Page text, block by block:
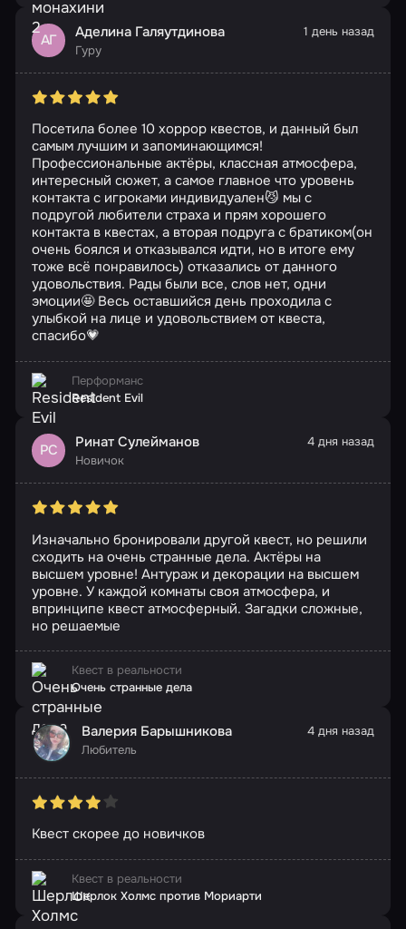
АГ Аделина Галяутдинова
Гуру
1 день назад
Посетила более 10 хоррор квестов, и данный был
самым лучшим и запоминающимся!
Профессиональные актёры, классная атмосфера,
интересный сюжет, а самое главное что уровень
контакта с игроками индивидуален😼 мы с
подругой любители страха и прям хорошего
контакта в квестах, а вторая подруга с братиком(он
очень боялся и отказывался идти, но в итоге ему
тоже всё понравилось) отказались от данного
удовольствия. Рады были все, слов нет, одни
эмоции🤩 Весь оставшийся день проходила с
улыбкой на лице и удовольствием от квеста,
спасибо💗
Перформанс
Resident Evil
РС Ринат Сулейманов
Новичок
4 дня назад
Изначально бронировали другой квест, но решили
сходить на очень странные дела. Актёры на
высшем уровне! Антураж и декорации на высшем
уровне. У каждой комнаты своя атмосфера, и
впринципе квест атмосферный. Загадки сложные,
но решаемые
Квест в реальности
Очень странные дела
Валерия Барышникова
Любитель
4 дня назад
Квест скорее до новичков
Квест в реальности
Шерлок Холмс против Мориарти